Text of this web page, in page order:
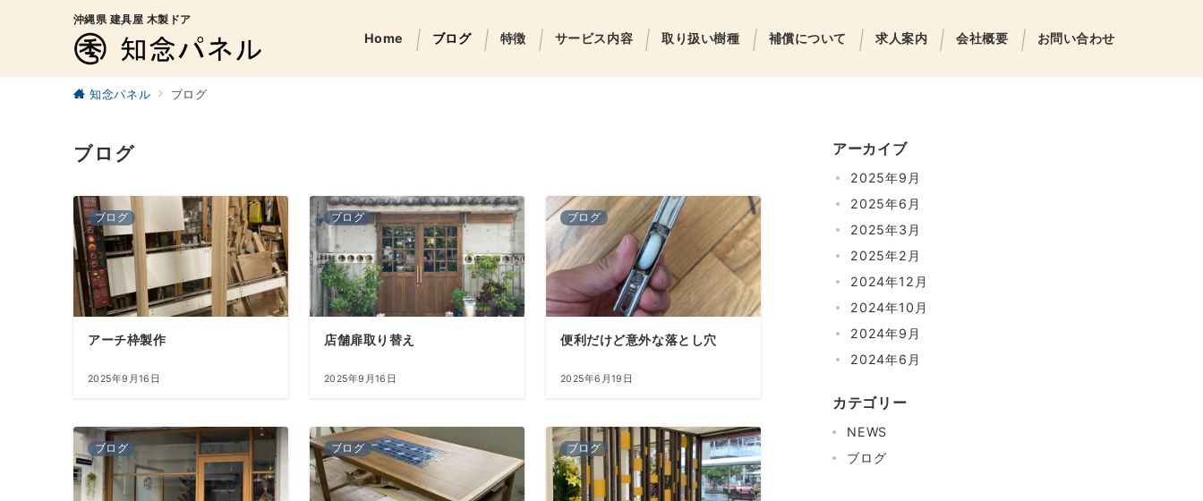
沖縄県 建具屋 木製ドア
Home ブログ 特徴 サービス内容 取り扱い樹種 補償について 求人案内 会社概要 お問い合わせ
知念パネル ブログ
ブログ
ブログ
アーチ枠製作
2025年9月16日
ブログ
店舗扉取り替え
2025年9月16日
ブログ
便利だけど意外な落とし穴
2025年6月19日
ブログ ブログ ブログ
アーカイブ
2025年9月
2025年6月
2025年3月
2025年2月
2024年12月
2024年10月
2024年9月
2024年6月
カテゴリー
NEWS
ブログ